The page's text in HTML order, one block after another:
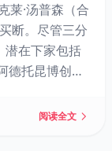
莱·汤普森（合
断。尽管三分
潜在下家包括
德托昆博创造
易截止日以获
阅读全文